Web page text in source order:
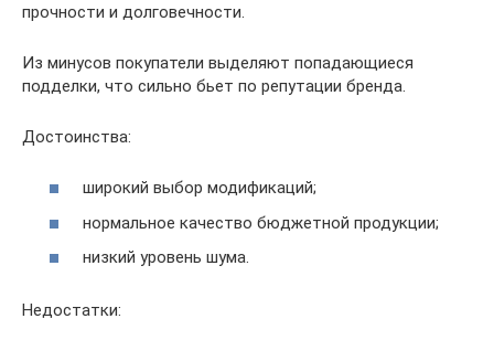
прочности и долговечности.
Из минусов покупатели выделяют попадающиеся
подделки, что сильно бьет по репутации бренда.
Достоинства:
широкий выбор модификаций;
нормальное качество бюджетной продукции;
низкий уровень шума.
Недостатки: